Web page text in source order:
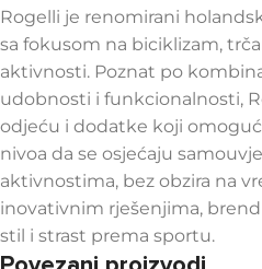
Rogelli je renomirani
sa fokusom na biciklizam,
aktivnosti. Poznat po
udobnosti i funkcionalnosti,
odjeću i dodatke koji
nivoa da se osjećaju
aktivnostima, bez obzira na
inovativnim rješenjima,
stil i strast prema sportu.